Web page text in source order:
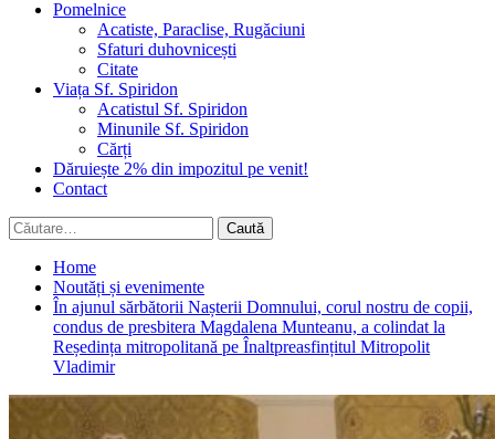
Pomelnice
Acatiste, Paraclise, Rugăciuni
Sfaturi duhovnicești
Citate
Viața Sf. Spiridon
Acatistul Sf. Spiridon
Minunile Sf. Spiridon
Cărți
Dăruiește 2% din impozitul pe venit!
Contact
Caută
după:
Home
Noutăți și evenimente
În ajunul sărbătorii Nașterii Domnului, corul nostru de copii,
condus de presbitera Magdalena Munteanu, a colindat la
Reședința mitropolitană pe Înaltpreasfințitul Mitropolit
Vladimir